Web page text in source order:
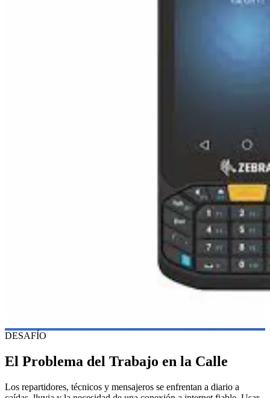
DESAFÍO
El Problema del Trabajo en la Calle
Los repartidores, técnicos y mensajeros se enfrentan a diario a